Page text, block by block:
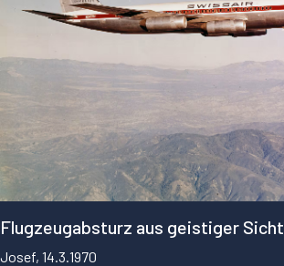
Flugzeugabsturz aus geistiger Sicht
Josef, 14.3.1970